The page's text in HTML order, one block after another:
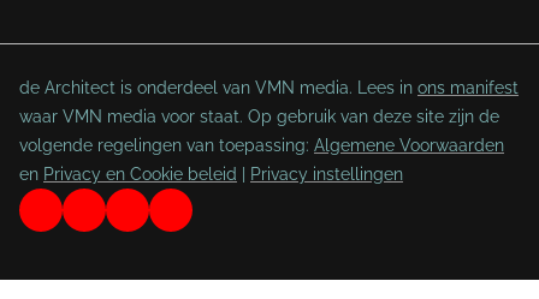
de Architect is onderdeel van VMN media. Lees in ons manifest
waar VMN media voor staat. Op gebruik van deze site zijn de
volgende regelingen van toepassing: Algemene Voorwaarden
en Privacy en Cookie beleid Privacy instellingen